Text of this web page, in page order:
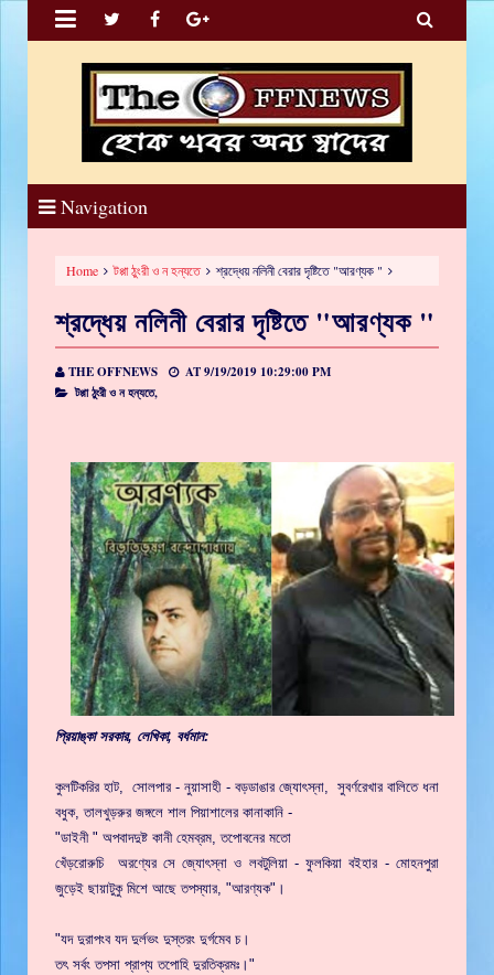
 
Navigation
Home টপ্পা ঠুংরী ও ন হন্যতে শ্রদ্ধেয় নলিনী বেরার দৃষ্টিতে "আরণ্যক "
শ্রদ্ধেয় নলিনী বেরার দৃষ্টিতে "আরণ্যক "
THE OFFNEWS AT9/19/2019 10:29:00 PM
টপ্পা ঠুংরী ও ন হন্যতে,
প্রিয়াঙ্কা সরকার, লেখিকা, বর্ধমান:
কুলটিকরির হাট, সোলপার - নুয়াসাহী - বড়ডাঙার জ্যোৎস্না, সুবর্ণরেখার বালিতে ধনা
বধুক, তালখুড়রুর জঙ্গলে শাল পিয়াশালের কানাকানি -
"ডাইনী " অপবাদদুষ্ট কানী হেমব্রম, তপোবনের মতো
খেঁড়রোরুচি অরণ্যের সে জ্যোৎস্না ও লবটুলিয়া - ফুলকিয়া বইহার - মোহনপুরা
জুড়েই ছায়াটুকু মিশে আছে তপস্যার, "আরণ্যক"।
"যদ দুরাপংব যদ দুর্লভং দুস্তরং দুর্গমেব চ।
তৎ সর্বং তপসা প্রাপ্য তপোহি দুরতিক্রমঃ।"